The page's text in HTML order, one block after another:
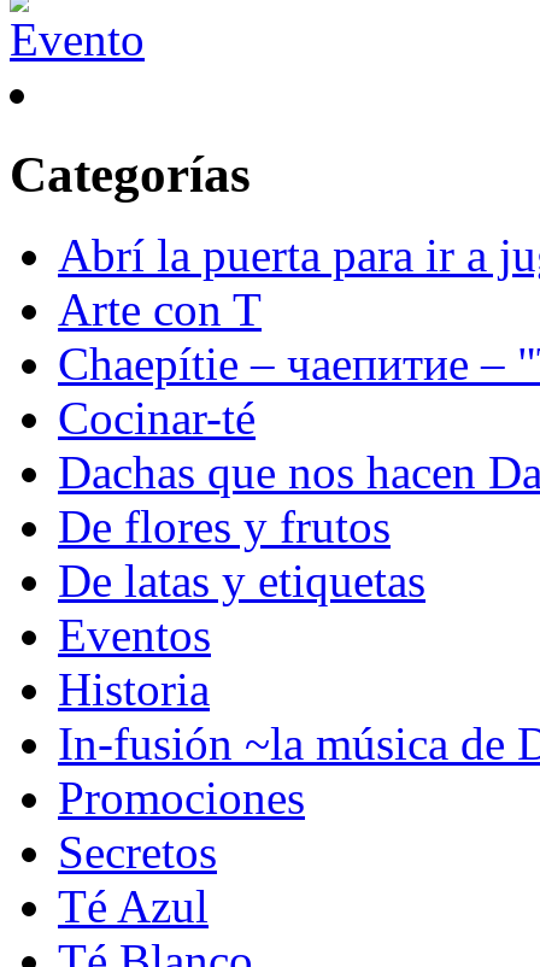
Categorías
Abrí la puerta para ir a
Arte con T
Chaepítie – чаепитие –
Cocinar-té
Dachas que nos hacen
De flores y frutos
De latas y etiquetas
Eventos
Historia
In-fusión ~la música de
Promociones
Secretos
Té Azul